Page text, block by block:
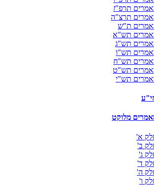
תרפ"ז
תרצ"ה
ת"ש
תש"א
תש"ג
תש"ו
תש"ח
תש"ט
תש"י
מלוקט
א'
ב'
ג'
ד'
ה'
ו'